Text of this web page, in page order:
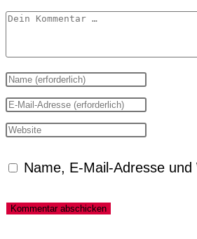
Kommentar
Gib
deinen
Namen
Benutzernamen
zum
Gib
deine
Adresse
Gib
URL
Name, E-Mail-Adresse